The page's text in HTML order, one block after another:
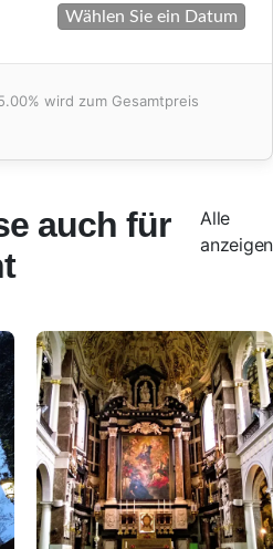
Wählen Sie ein Datum
wird zum Gesamtpreis
auch für
Alle
anzeigen